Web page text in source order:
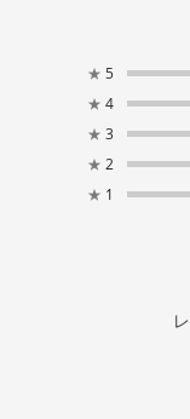
★ 5
★ 4
★ 3
★ 2
★ 1